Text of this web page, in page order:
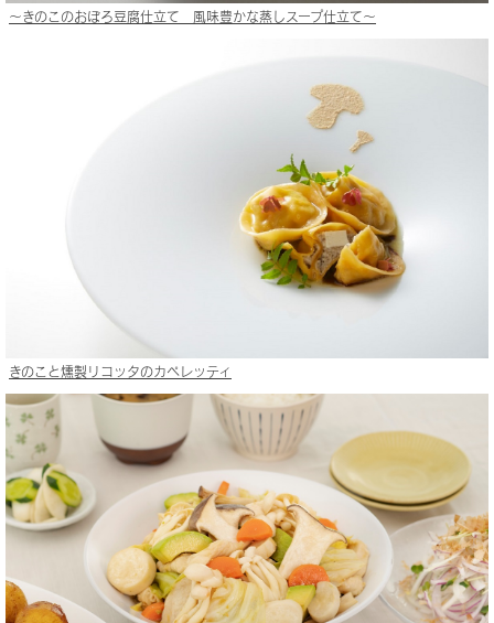
〜きのこのおぼろ豆腐仕立て 風味豊かな蒸しスープ仕立て〜
きのこと燻製リコッタのカペレッティ